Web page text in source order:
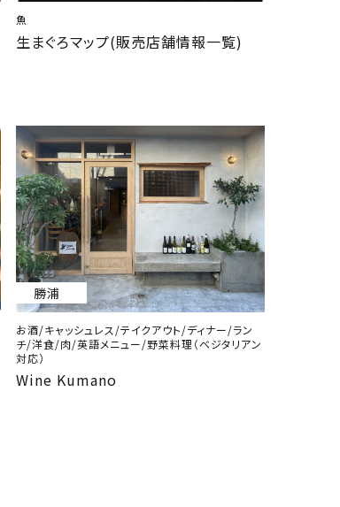
魚
生まぐろマップ(販売店舗情報一覧)
勝浦
お酒/キャッシュレス/テイクアウト/ディナー/ラン
チ/洋食/肉/英語メニュー/野菜料理（ベジタリアン
対応）
Wine Kumano